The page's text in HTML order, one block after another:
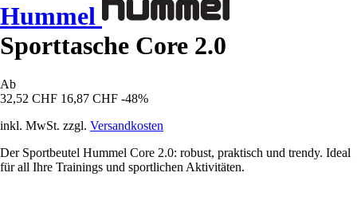
Hummel
Sporttasche Core 2.0
Ab
32,52 CHF 16,87 CHF -48%
inkl. MwSt. zzgl. Versandkosten
Der Sportbeutel Hummel Core 2.0: robust, praktisch und trendy. Ideal
für all Ihre Trainings und sportlichen Aktivitäten.